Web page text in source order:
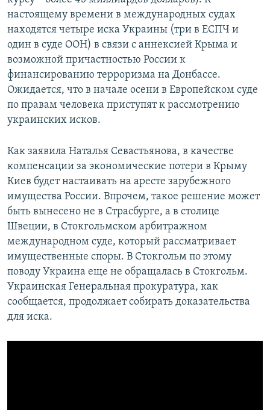
настоящему времени в международных судах
находятся четыре иска Украины (три в ЕСПЧ и
один в суде ООН) в связи с аннексией Крыма и
возможной причастностью России к
финансированию терроризма на Донбассе.
Ожидается, что в начале осени в Европейском суде
по правам человека приступят к рассмотрению
украинских исков.
Как заявила Наталья Севастьянова, в качестве
компенсации за экономические потери в Крыму
Киев будет настаивать на аресте зарубежного
имущества России. Впрочем, такое решение может
быть вынесено не в Страсбурге, а в столице
Швеции, в Стокгольмском арбитражном
международном суде, который рассматривает
имущественные споры. В Стокгольм по этому
поводу Украина еще не обращалась в Стокгольм.
Украинская Генеральная прокуратура, как
сообщается, продолжает собирать доказательства
для иска.